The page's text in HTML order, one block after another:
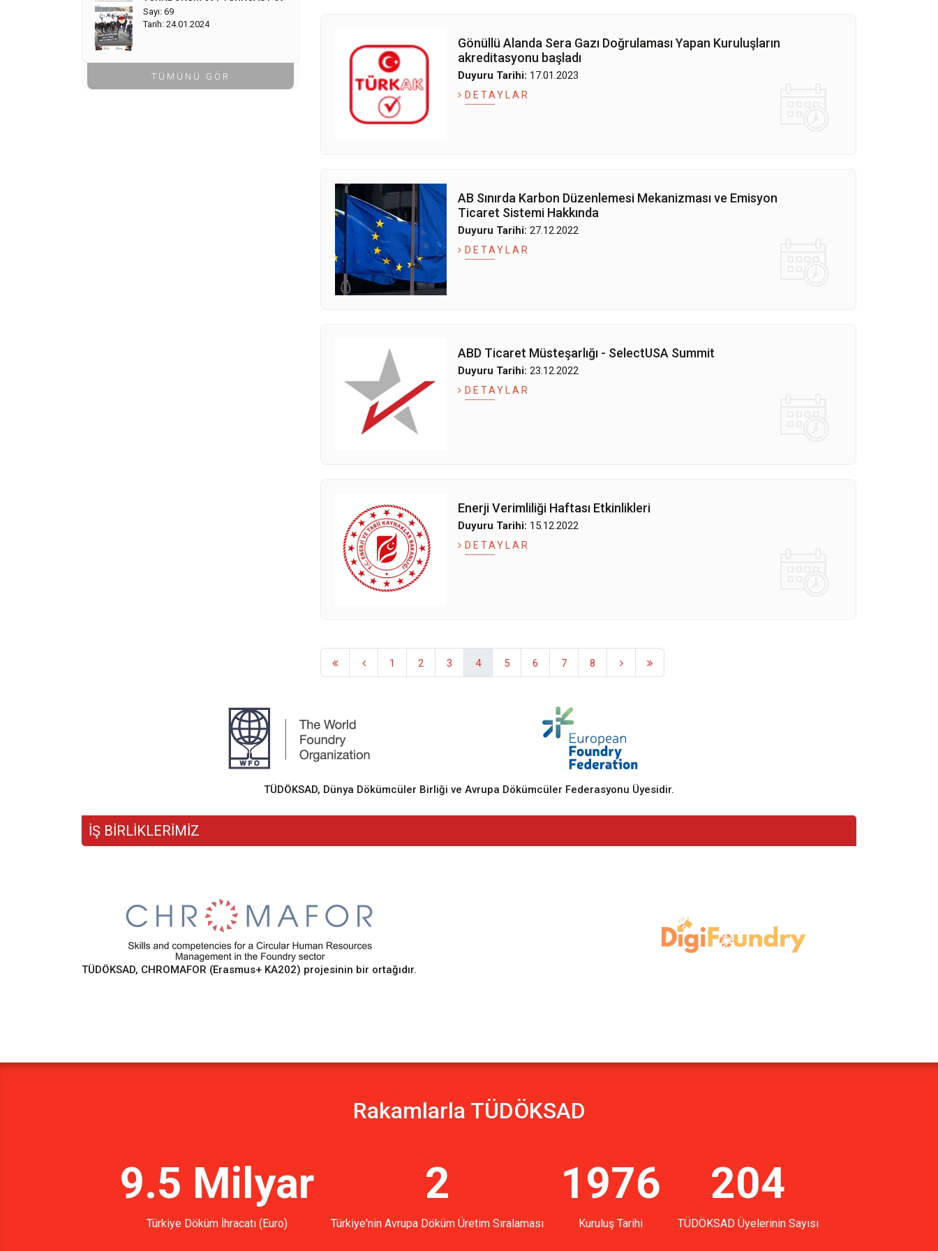
Sayı: 69
Tarih: 24.01.2024
TÜMÜNÜ GÖR
Gönüllü Alanda Sera Gazı Doğrulaması Yapan Kuruluşların
akreditasyonu başladı
Duyuru Tarihi: 17.01.2023
DETAYLAR
AB Sınırda Karbon Düzenlemesi Mekanizması ve Emisyon
Ticaret Sistemi Hakkında
Duyuru Tarihi: 27.12.2022
DETAYLAR
ABD Ticaret Müsteşarlığı - SelectUSA Summit
Duyuru Tarihi: 23.12.2022
DETAYLAR
Enerji Verimliliği Haftası Etkinlikleri
Duyuru Tarihi: 15.12.2022
DETAYLAR
1 2 3 4 5 6 7 8
TÜDÖKSAD, Dünya Dökümcüler Birliği ve Avrupa Dökümcüler Federasyonu Üyesidir.
İŞ BİRLİKLERİMİZ
TÜDÖKSAD, CHROMAFOR (Erasmus+ KA202) projesinin bir ortağıdır.
Rakamlarla TÜDÖKSAD
9.5 Milyar
Türkiye Döküm İhracatı (Euro)
2
Türkiye'nin Avrupa Döküm Üretim Sıralaması
1976
Kuruluş Tarihi
204
TÜDÖKSAD Üyelerinin Sayısı